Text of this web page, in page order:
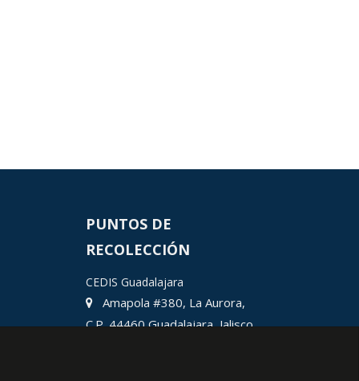
PUNTOS DE
RECOLECCIÓN
CEDIS Guadalajara
Amapola #380, La Aurora,
C.P. 44460 Guadalajara, Jalisco,